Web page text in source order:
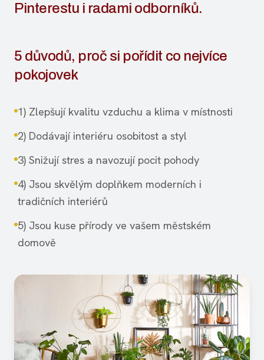
Pinterestu i radami odborníků.
5 důvodů, proč si pořídit co nejvíce
pokojovek
1) Zlepšují kvalitu vzduchu a klima v místnosti
2) Dodávají interiéru osobitost a styl
3) Snižují stres a navozují pocit pohody
4) Jsou skvělým doplňkem moderních i
tradičních interiérů
5) Jsou kuse přírody ve vašem městském
domově